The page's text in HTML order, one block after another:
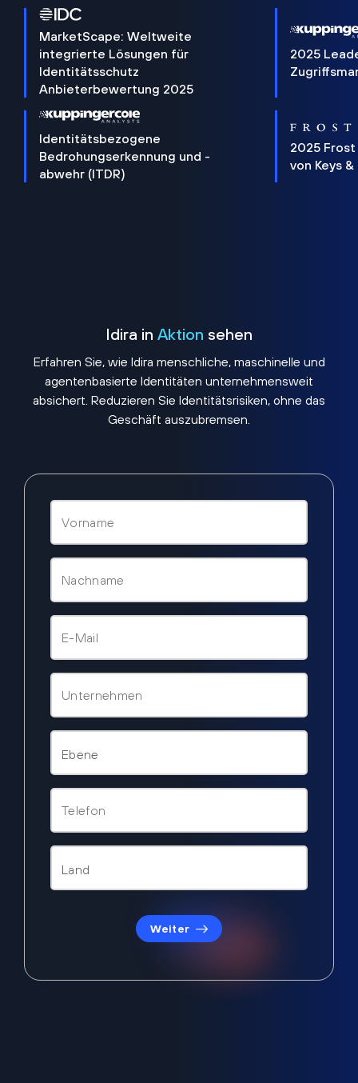
MarketScape: Weltweite
integrierte Lösungen für
Identitätsschutz
Anbieterbewertung 2025
2025
Identitätsbezogene
Bedrohungserkennung und -
abwehr (ITDR)
2025 Frost
von Keys
Idira in Aktion sehen
Erfahren Sie, wie Idira menschliche, maschinelle und
agentenbasierte Identitäten unternehmensweit
absichert. Reduzieren Sie Identitätsrisiken, ohne das
Geschäft auszubremsen.
Weiter